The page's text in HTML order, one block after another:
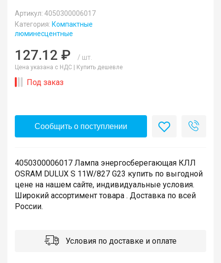
Артикул: 4050300006017
Категория: Компактные
люминесцентные
127.12 ₽ / шт.
Цена указана с НДС | Купить дешевле
Под заказ
Сообщить о поступлении
4050300006017 Лампа энергосберегающая КЛЛ
OSRAM DULUX S 11W/827 G23 купить по выгодной
цене на нашем сайте, индивидуальные условия.
Широкий ассортимент товара . Доставка по всей
России.
Условия по доставке и оплате